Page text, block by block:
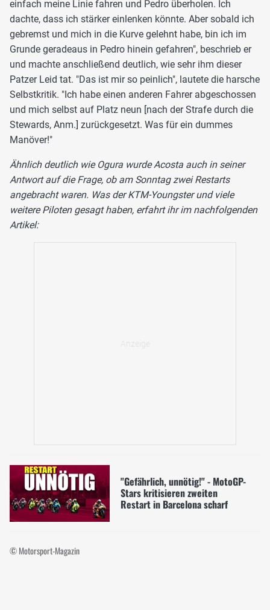
einfach meine Linie fahren und Pedro überholen. Ich
dachte, dass ich stärker einlenken könnte. Aber sobald ich
gebremst und mich in die Kurve gelehnt habe, bin ich im
Grunde geradeaus in Pedro hinein gefahren", beschrieb er
und machte anschließend deutlich, wie sehr ihm dieser
Patzer Leid tat. "Das ist mir so peinlich", lautete die harsche
Selbstkritik. "Ich habe einen anderen Fahrer abgeschossen
und mich selbst auf Platz neun [nach der Strafe durch die
Stewards, Anm.] zurückgesetzt. Was für ein dummes
Manöver!"
Ähnlich deutlich wie Ogura wurde Acosta auch in seiner
Antwort auf die Frage, ob am Sonntag zwei Restarts
angebracht waren. Was der KTM-Youngster und viele
weitere Piloten gesagt haben, erfahrt ihr im nachfolgenden
Artikel:
"Gefährlich, unnötig!" - MotoGP-
Stars kritisieren zweiten
Restart in Barcelona scharf
© Motorsport-Magazin